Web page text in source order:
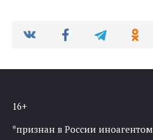
16+
*признан в России иноагентом